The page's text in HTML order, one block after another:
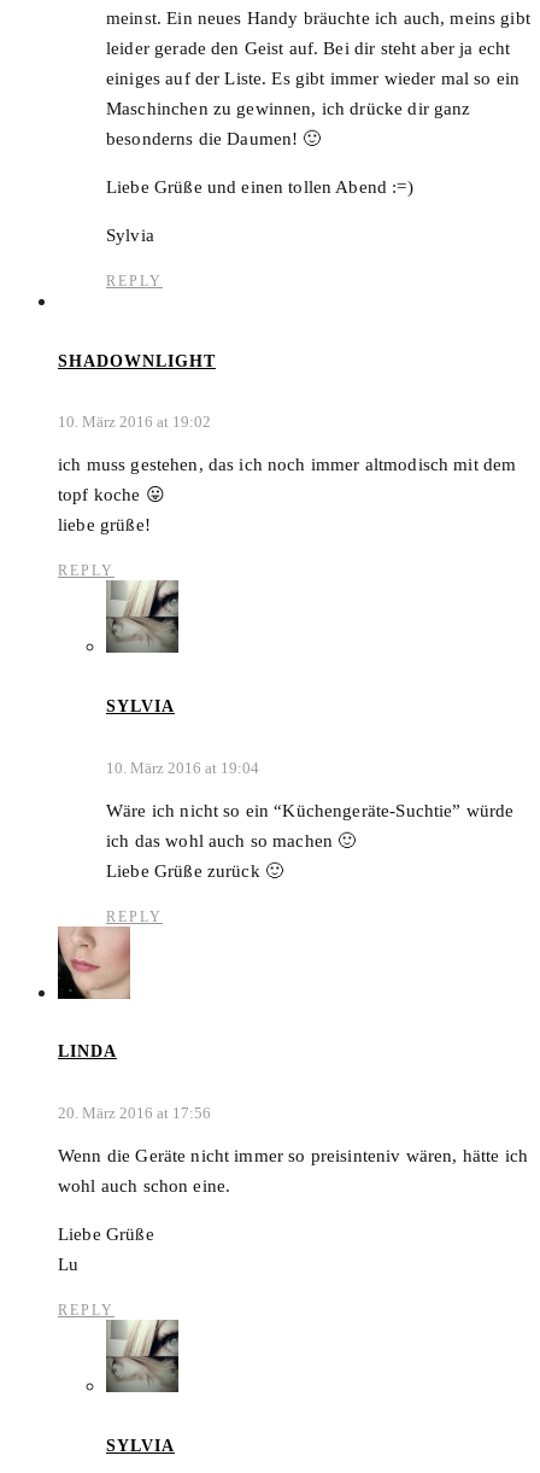
meinst. Ein neues Handy bräuchte ich auch, meins gibt
leider gerade den Geist auf. Bei dir steht aber ja echt
einiges auf der Liste. Es gibt immer wieder mal so ein
Maschinchen zu gewinnen, ich drücke dir ganz
besonderns die Daumen! 🙂
Liebe Grüße und einen tollen Abend :=)
Sylvia
REPLY
SHADOWNLIGHT
10. März 2016 at 19:02
ich muss gestehen, das ich noch immer altmodisch mit dem
topf koche 😛
liebe grüße!
REPLY
SYLVIA
10. März 2016 at 19:04
Wäre ich nicht so ein “Küchengeräte-Suchtie” würde
ich das wohl auch so machen 🙂
Liebe Grüße zurück 🙂
REPLY
LINDA
20. März 2016 at 17:56
Wenn die Geräte nicht immer so preisinteniv wären, hätte ich
wohl auch schon eine.
Liebe Grüße
Lu
REPLY
SYLVIA